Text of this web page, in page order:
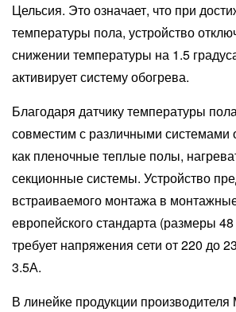
Цельсия. Это означает, что при
температуры пола, устройство
снижении температуры на 1.5
активирует систему обогрева.
Благодаря датчику температуры
совместим с различными системами
как пленочные теплые полы,
секционные системы. Устройство
встраиваемого монтажа в
европейского стандарта (размеры
требует напряжения сети от 220 до
3.5А.
В линейке продукции производителя